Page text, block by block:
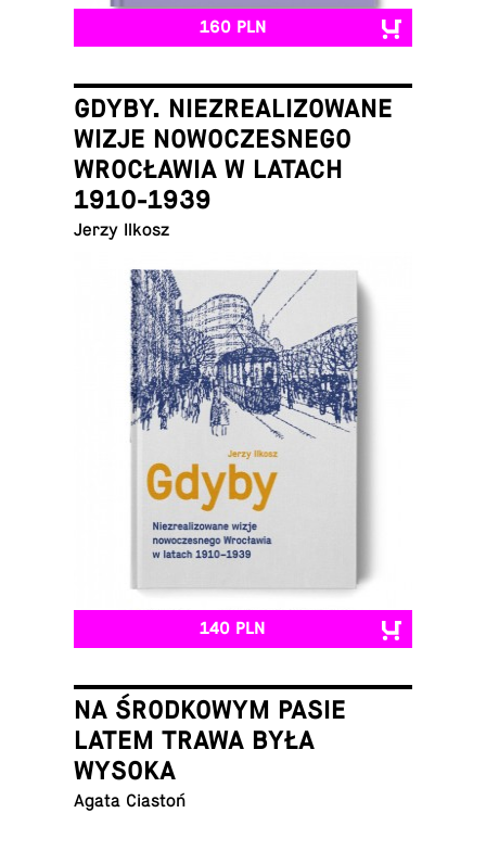
160 PLN
GDYBY. NIEZREALIZOWANE
WIZJE NOWOCZESNEGO
WROCŁAWIA W LATACH
1910-1939
Jerzy Ilkosz
140 PLN
NA ŚRODKOWYM PASIE
LATEM TRAWA BYŁA
WYSOKA
Agata Ciastoń